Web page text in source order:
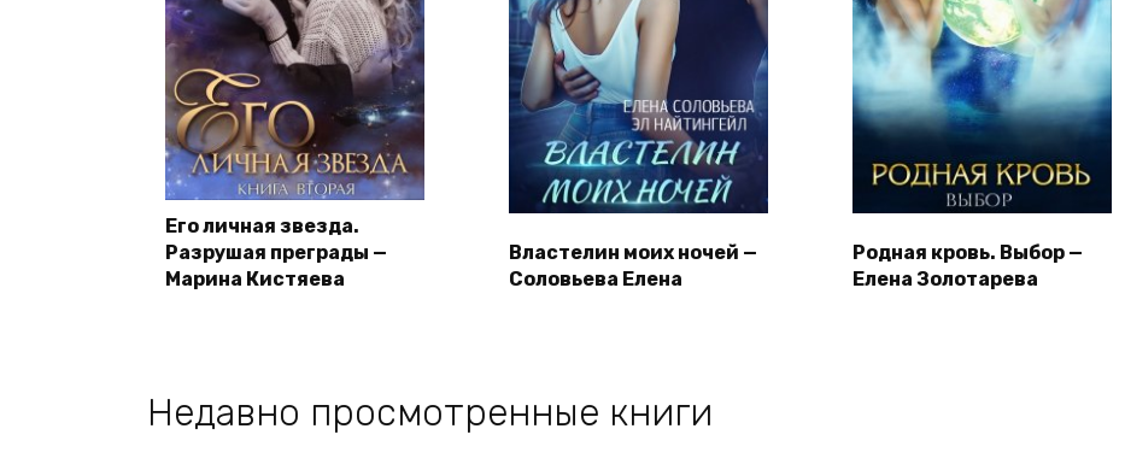
Его личная звезда.
Разрушая преграды —
Марина Кистяева
Властелин моих ночей —
Соловьева Елена
Родная кровь. Выбор —
Елена Золотарева
Недавно просмотренные книги